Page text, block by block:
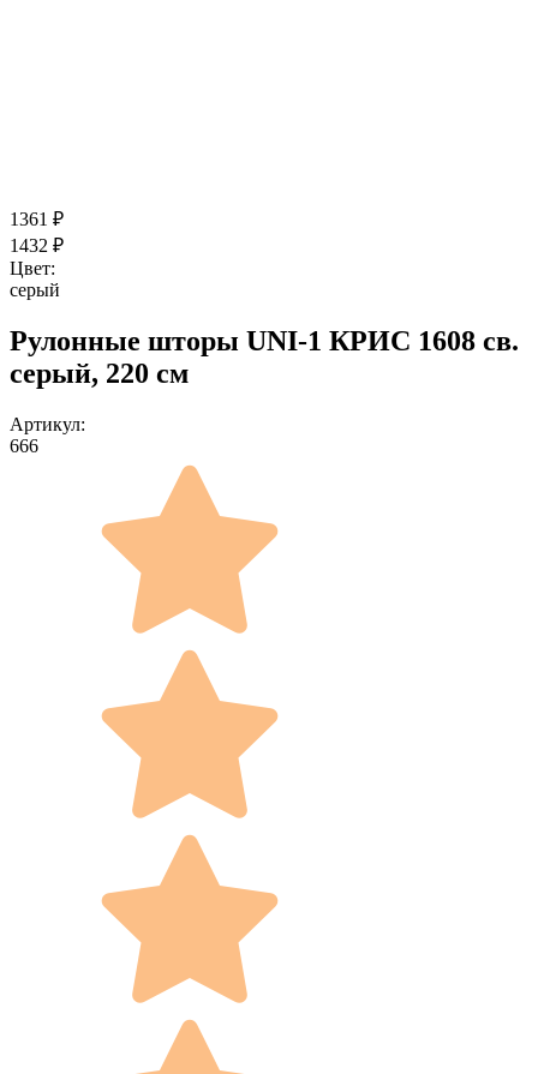
1361 ₽
1432 ₽
Цвет:
серый
Рулонные шторы UNI-1 КРИС 1608 св.
серый, 220 см
Артикул:
666